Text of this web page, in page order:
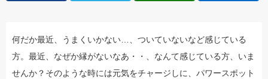
何だか最近、うまくいかない…、ついていないなど感じている
方。最近、なぜか縁がないなあ・・、なんて感じている方、いま
せんか？そのような時には元気をチャージしに、パワースポット